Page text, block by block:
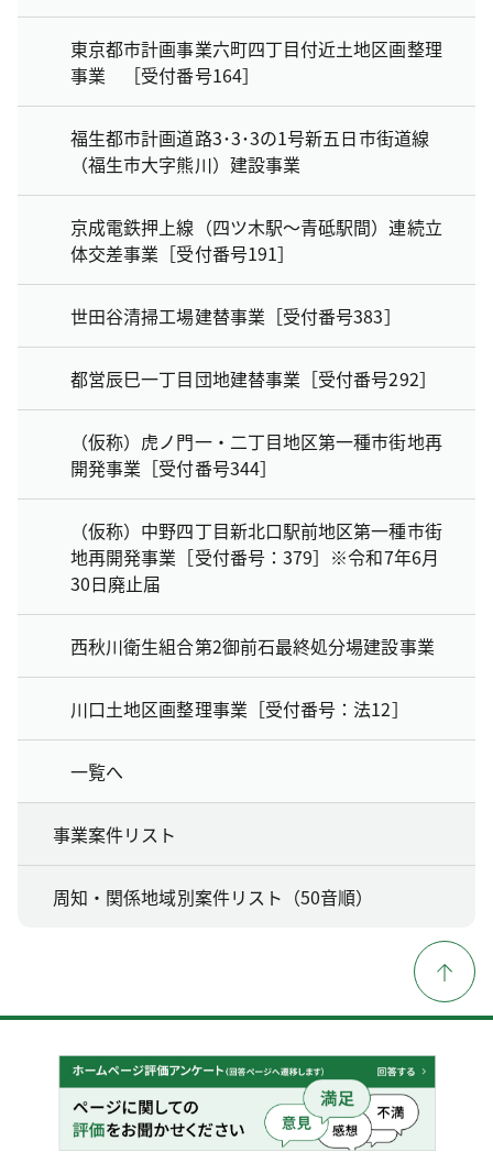
東京都市計画事業六町四丁目付近土地区画整理
事業 ［受付番号164］
福生都市計画道路3･3･3の1号新五日市街道線
（福生市大字熊川）建設事業
京成電鉄押上線（四ツ木駅～青砥駅間）連続立
体交差事業［受付番号191］
世田谷清掃工場建替事業［受付番号383］
都営辰巳一丁目団地建替事業［受付番号292］
（仮称）虎ノ門一・二丁目地区第一種市街地再
開発事業［受付番号344］
（仮称）中野四丁目新北口駅前地区第一種市街
地再開発事業［受付番号：379］※令和7年6月
30日廃止届
西秋川衛生組合第2御前石最終処分場建設事業
川口土地区画整理事業［受付番号：法12］
一覧へ
事業案件リスト
周知・関係地域別案件リスト（50音順）